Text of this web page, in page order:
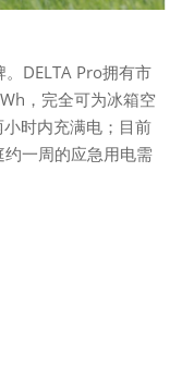
DELTA Pro拥有市
，完全可为冰箱空
时内充满电；目前
一周的应急用电需